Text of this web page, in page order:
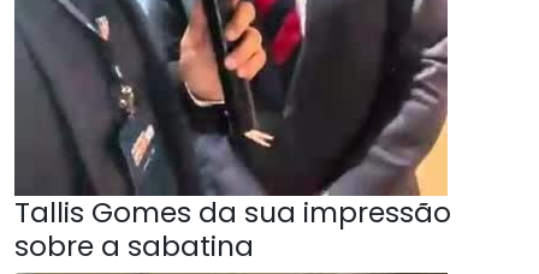
Tallis Gomes da sua impressão
sobre a sabatina